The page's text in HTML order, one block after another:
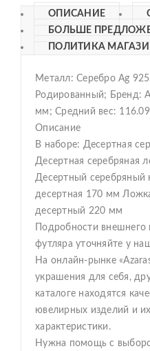
ОПИСАНИЕ
БОЛЬШЕ
ПОЛИТИКА
Металл: Серебро Ag
Родированный; Бренд:
мм; Средний вес: 116.09
Описание
В наборе: Десертная
Десертная серебряная
Десертный
десертная 170 мм
десертный 220 мм
Подробности внешнего
футляра уточняйте у
На онлайн-рынке
украшения для себя,
каталоге находятся
ювелирных изделий и
характеристики.
Нужна помощь с